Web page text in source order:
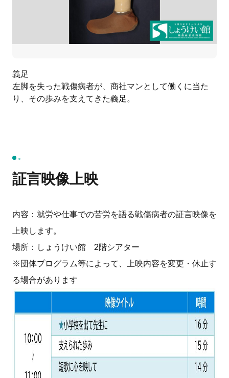
義足
左脚を失った戦傷病者が、商社マンとして働くに当た
り、その歩みを支えてきた義足。
証言映像上映
内容：就労や仕事での苦労を語る戦傷病者の証言映像を
上映します。
場所：しょうけい館 2階シアター
※団体プログラム等によって、上映内容を変更・休止す
る場合があります